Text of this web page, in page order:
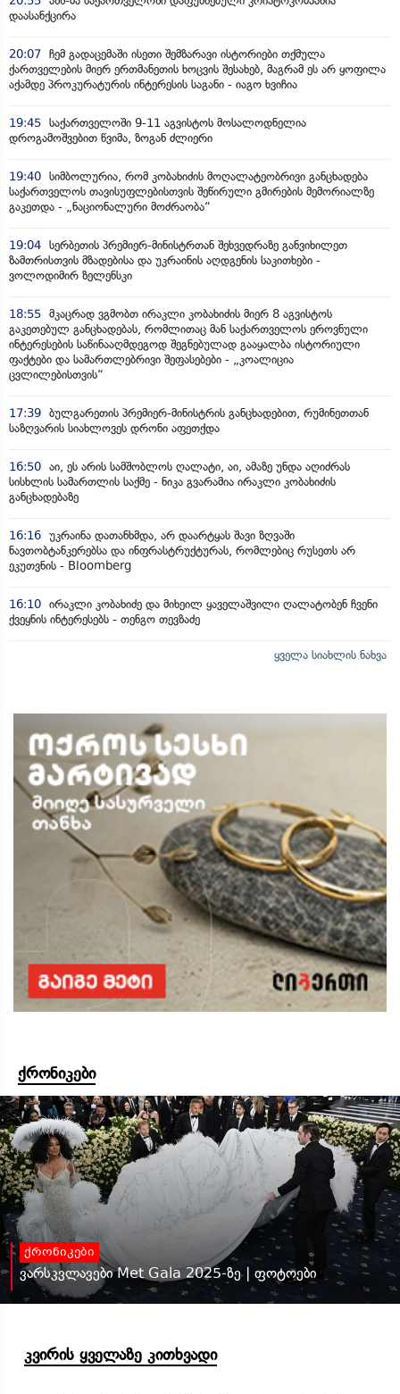
დაასანქცირა
20:07 ჩემ გადაცემაში ისეთი შემზარავი ისტორიები თქმულა
ქართველების მიერ ერთმანეთის ხოცვის შესახებ, მაგრამ ეს არ ყოფილა
აქამდე პროკურატურის ინტერესის საგანი - იაგო ხვიჩია
19:45 საქართველოში 9-11 აგვისტოს მოსალოდნელია
დროგამოშვებით წვიმა, ზოგან ძლიერი
19:40 სიმბოლურია, რომ კობახიძის მოღალატეობრივი განცხადება
საქართველოს თავისუფლებისთვის შეწირული გმირების მემორიალზე
გაკეთდა - „ნაციონალური მოძრაობა“
19:04 სერბეთის პრემიერ-მინისტრთან შეხვედრაზე განვიხილეთ
ზამთრისთვის მზადებისა და უკრაინის აღდგენის საკითხები -
ვოლოდიმირ ზელენსკი
18:55 მკაცრად ვგმობთ ირაკლი კობახიძის მიერ 8 აგვისტოს
გაკეთებულ განცხადებას, რომლითაც მან საქართველოს ეროვნული
ინტერესების საწინააღმდეგოდ შეგნებულად გააყალბა ისტორიული
ფაქტები და სამართლებრივი შეფასებები - „კოალიცია
ცვლილებისთვის“
17:39 ბულგარეთის პრემიერ-მინისტრის განცხადებით, რუმინეთთან
საზღვარის სიახლოვეს დრონი აფეთქდა
16:50 აი, ეს არის სამშობლოს ღალატი, აი, ამაზე უნდა აღიძრას
სისხლის სამართლის საქმე - ნიკა გვარამია ირაკლი კობახიძის
განცხადებაზე
16:16 უკრაინა დათანხმდა, არ დაარტყას შავი ზღვაში
ნავთობტანკერებსა და ინფრასტრუქტურას, რომლებიც რუსეთს არ
ეკუთვნის - Bloomberg
16:10 ირაკლი კობახიძე და მიხეილ ყაველაშვილი ღალატობენ ჩვენი
ქვეყნის ინტერესებს - თენგო თევზაძე
ყველა სიახლის ნახვა
ქრონიკები
ქრონიკები
ვარსკვლავები Met Gala 2025-ზე | ფოტოები
კვირის ყველაზე კითხვადი